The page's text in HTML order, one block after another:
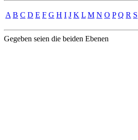
A B C D E F G H I J K L M N O P Q R S
Gegeben seien die beiden Ebenen